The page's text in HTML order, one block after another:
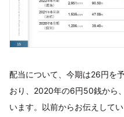
配当について、今期は26円を
おり、2020年の6円50銭から
います。以前からお伝えして